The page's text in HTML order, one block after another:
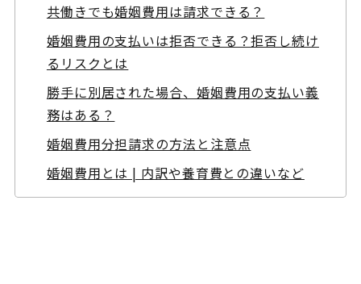
共働きでも婚姻費用は請求できる？
婚姻費用の支払いは拒否できる？拒否し続け
るリスクとは
勝手に別居された場合、婚姻費用の支払い義
務はある？
婚姻費用分担請求の方法と注意点
婚姻費用とは | 内訳や養育費との違いなど